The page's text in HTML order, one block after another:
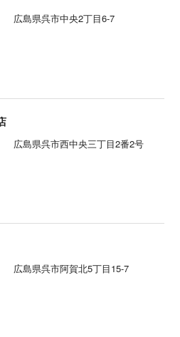
広島県呉市中央2丁目6-7
広島県呉市西中央三丁目2番2号
広島県呉市阿賀北5丁目15-7